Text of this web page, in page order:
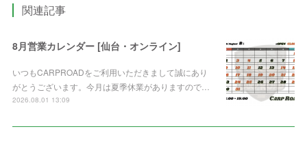
関連記事
8月営業カレンダー [仙台・オンライン]
いつもCARPROADをご利用いただきまして誠にあり
がとうございます。今月は夏季休業がありますので…
2026.08.01 13:09